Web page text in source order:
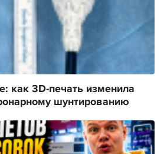
как 3D-печать изменила
шунтированию